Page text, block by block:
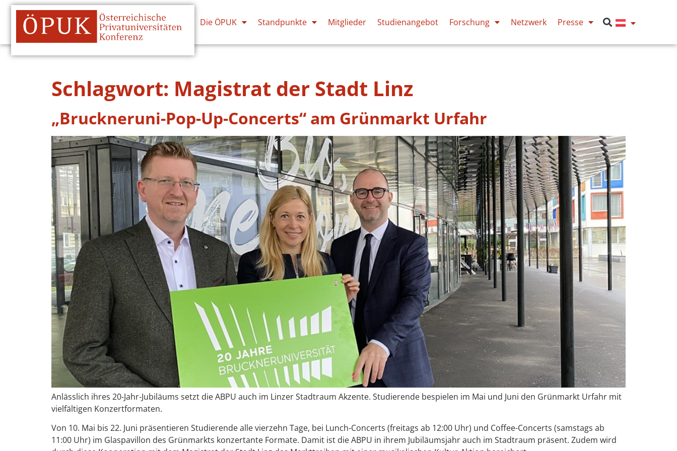
Die ÖPUK Standpunkte Mitglieder Studienangebot Forschung Netzwerk Presse
Schlagwort: Magistrat der Stadt Linz
„Bruckneruni-Pop-Up-Concerts“ am Grünmarkt Urfahr
Anlässlich ihres 20-Jahr-Jubiläums setzt die ABPU auch im Linzer Stadtraum Akzente. Studierende bespielen im Mai und Juni den Grünmarkt Urfahr mit
vielfältigen Konzertformaten.
Von 10. Mai bis 22. Juni präsentieren Studierende alle vierzehn Tage, bei Lunch-Concerts (freitags ab 12:00 Uhr) und Coffee-Concerts (samstags ab
11:00 Uhr) im Glaspavillon des Grünmarkts konzertante Formate. Damit ist die ABPU in ihrem Jubiläumsjahr auch im Stadtraum präsent. Zudem wird